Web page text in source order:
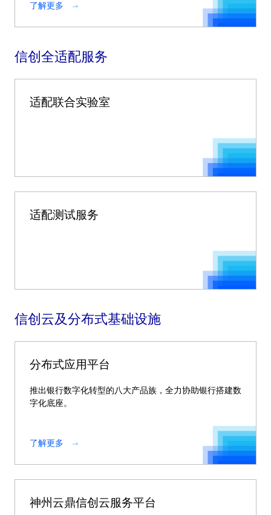
了解更多
信创全适配服务
适配联合实验室
适配测试服务
信创云及分布式基础设施
分布式应用平台
推出银行数字化转型的八大产品族，全力协助银行搭建数
字化底座。
了解更多
神州云鼎信创云服务平台